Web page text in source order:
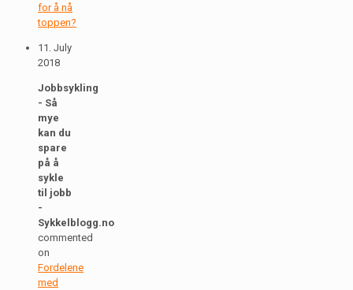
for å nå
toppen?
11. July
2018
Jobbsykling
- Så
mye
kan du
spare
på å
sykle
til jobb
-
Sykkelblogg.no
commented
on
Fordelene
med